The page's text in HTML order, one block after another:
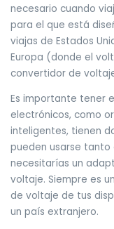
necesario cuando
para el que está
viajas de Estados
Europa (donde el
convertidor de
Es importante tener
electrónicos, como
inteligentes, tienen
pueden usarse tanto
necesitarías un
voltaje. Siempre es
de voltaje de tus
un país extranjero.